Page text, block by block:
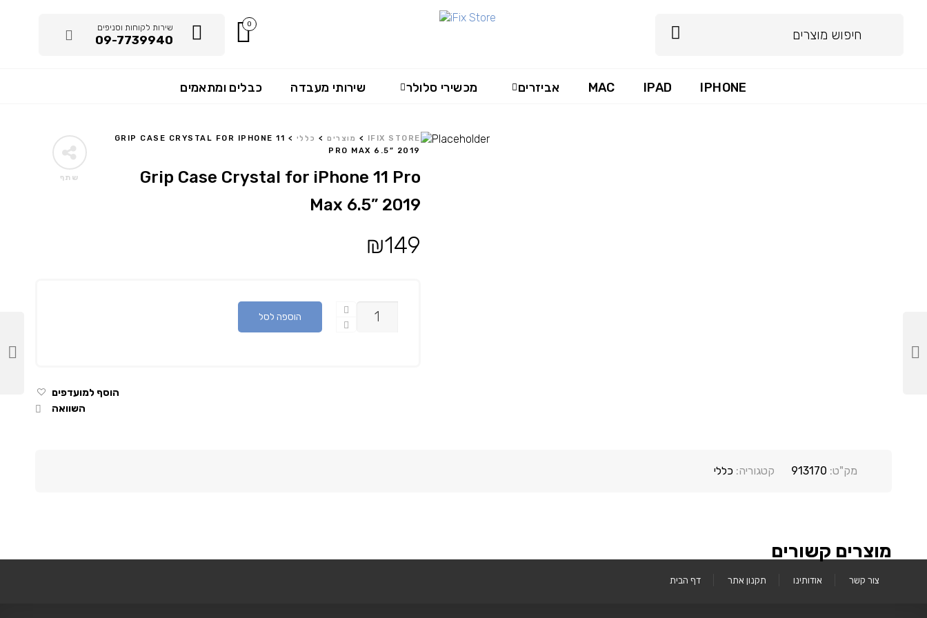
שירות לקוחות וסניפים
09-7739940
0
IPHONE
IPAD
MAC אביזרים מכשירי סלולר שירותי מעבדה כבלים ומתאמים
שתף
IFIX STORE
> מוצרים> כללי >
GRIP CASE CRYSTAL FOR IPHONE 11
PRO MAX 6.5” 2019
Grip Case Crystal for iPhone 11 Pro
Max 6.5” 2019
₪149
כמות
הוספה לסל
הוסף למועדפים
השוואה
מק"ט: 913170 קטגוריה: כללי
מוצרים קשורים
דף הבית תקנון אתר אודותינו צור קשר